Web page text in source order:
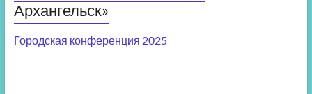
Архангельск»
Городская конференция 2025